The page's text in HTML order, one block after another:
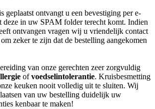
geplaatst ontvangt u een bevestiging per e-
deze in uw SPAM folder terecht komt. Indien
ontvangen vragen wij u vriendelijk contact
zeker te zijn dat de bestelling aangekomen
van onze gerechten zeer zorgvuldig
ofvoedselintolerantie. Kruisbesmetting
keuken nooit volledig uit te sluiten. Wij
van uw bestelling duidelijk uw
kenbaar te maken!